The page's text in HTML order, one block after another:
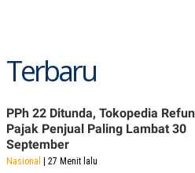
Terbaru
PPh 22 Ditunda, Tokopedia
Pajak Penjual Paling Lambat 30
September
Nasional | 27 Menit lalu